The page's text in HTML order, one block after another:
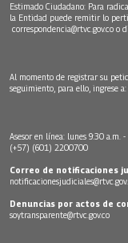
Estimado Ciudadano: Para
la Entidad puede remitir lo
correspondencia@rtvc.gov.co o
Al momento de registrar su
seguimiento, para ello, ingrese a:
Asesor en línea: lunes 9:30 a.m.
(+57) (601) 2200700
Correo de notificaciones
Denuncias por actos de
soytransparente@rtvc.gov.co